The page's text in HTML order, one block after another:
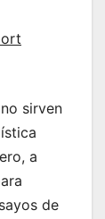
sirven
a
de